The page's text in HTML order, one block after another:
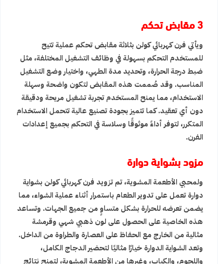
3 مقابض تحكم
ويأتي فرن كهربائي كولن بثلاثة مقابض تحكم عملية تتيح
للمستخدم التحكم بسهولة في وظائف التشغيل المختلفة، مثل
ضبط درجة الحرارة، وتحديد مدة الطهي، واختيار وضع التشغيل
المناسب. وقد صُممت هذه المقابض لتكون واضحة وسهلة
الاستخدام، مما يمنح المستخدم تجربة تشغيل مريحة ودقيقة
دون أي تعقيد. كما تتميز بجودة تصنيع عالية تتحمل الاستخدام
المتكرر، لتوفر أداءً موثوقًا وسلاسة في التحكم بجميع إعدادات
الفرن.
مزود بشواية دوارة
ولمحبي الأطعمة المشوية، تم تزويد فرن كهربائي كولن بشواية
دوارة تعمل على تدوير الطعام باستمرار أثناء عملية الشواء، مما
يضمن تعرضه للحرارة بشكل متساوٍ من جميع الجهات. وتساعد
هذه الخاصية على الحصول على لون ذهبي شهي وقرمشة
مثالية من الخارج مع الحفاظ على العصارة والطراوة من الداخل.
وتعد الشواية الدوارة خيارًا مثاليًا لتحضير الدجاج الكامل،
واللحوم، والكباب، وغيرها من الأطعمة المشوية، لتمنح نتائج